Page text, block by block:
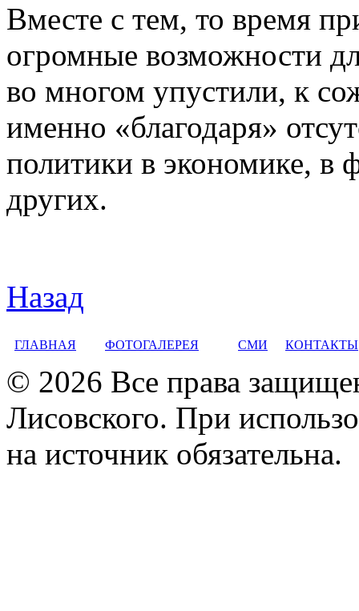
Вместе с тем, то время
огромные возможности
во многом упустили, к
именно «благодаря»
политики в экономике, в
других.
Назад
ГЛАВНАЯ ФОТОГАЛЕРЕЯ СМИ КОНТАКТЫ
© 2026 Все права
Лисовского. При
на источник обязательна.